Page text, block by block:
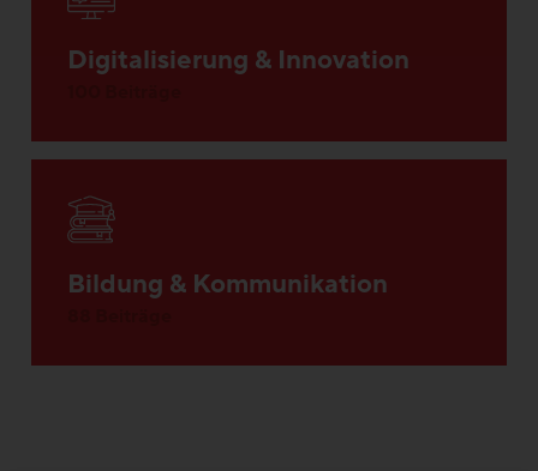
Digitalisierung & Innovation
Bildung & Kommunikation